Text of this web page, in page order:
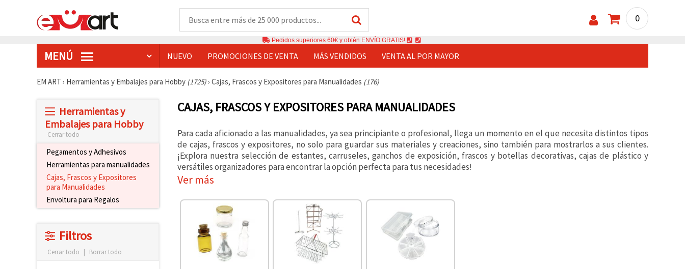
0
Pedidos superiores 60€ y obtén ENVÍO GRATIS!
MENÚ NUEVO PROMOCIONES DE VENTA MÁS VENDIDOS VENTA AL POR MAYOR
EM ART › Herramientas y Embalajes para Hobby (1725)› Cajas, Frascos y Expositores para Manualidades (176)
Herramientas y
Embalajes para Hobby
Cerrar todo
Pegamentos y Adhesivos
Herramientas para manualidades
Cajas, Frascos y Expositores
para Manualidades
Envoltura para Regalos
Filtros
Cerrar todo | Borrar todo
CAJAS, FRASCOS Y EXPOSITORES PARA MANUALIDADES
Para cada aficionado a las manualidades, ya sea principiante o profesional, llega un momento en el que necesita distintos tipos
de cajas, frascos y expositores, no solo para guardar sus materiales y creaciones, sino también para mostrarlos a sus clientes.
¡Explora nuestra selección de estantes, carruseles, ganchos de exposición, frascos y botellas decorativas, cajas de plástico y
versátiles organizadores para encontrar la opción perfecta para tus necesidades!
Ver más